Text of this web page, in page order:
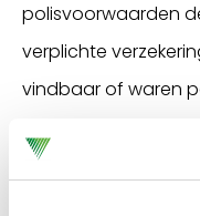
polisvoorwaarden
verplichte
vindbaar of waren
ook beter. Na de